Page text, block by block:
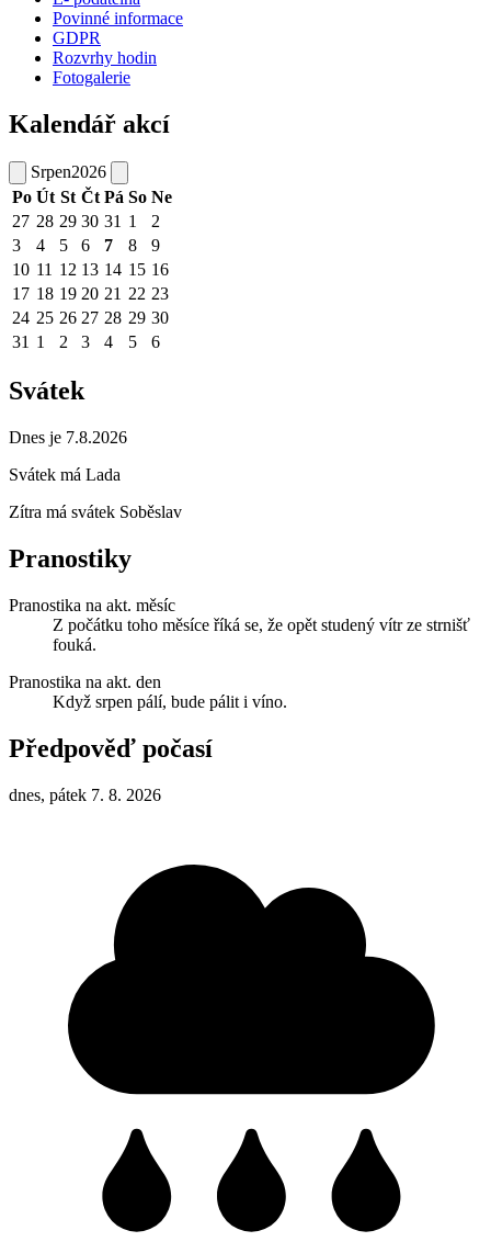
Povinné informace
GDPR
Rozvrhy hodin
Fotogalerie
Kalendář akcí
Srpen2026
Po Út St Čt Pá So Ne
27 28 29 30 31 1
2
3
4 5 6 7 8
9
10 11 12 13 14 15 16
17 18 19 20 21 22 23
24 25 26 27 28 29 30
31 1 2 3 4 5 6
Svátek
Dnes je 7.8.2026
Svátek má Lada
Zítra má svátek Soběslav
Pranostiky
Pranostika na akt. měsíc
Z počátku toho měsíce říká se, že opět studený vítr ze strnišť
fouká.
Pranostika na akt. den
Když srpen pálí, bude pálit i víno.
Předpověď počasí
dnes, pátek 7. 8. 2026